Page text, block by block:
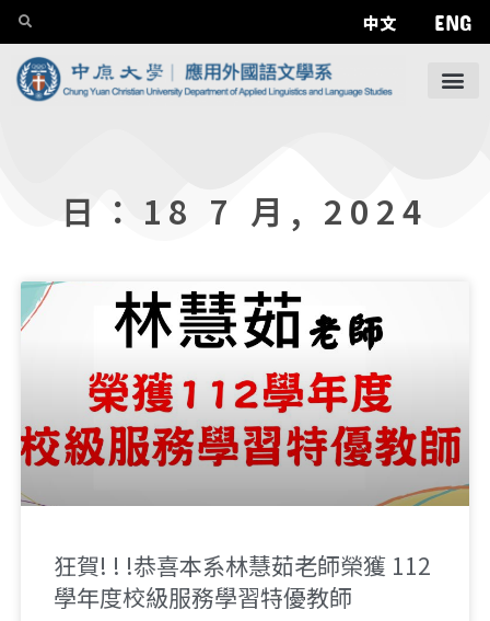
中文 ENG
日：18 7 月, 2024
狂賀! ! !恭喜本系林慧茹老師榮獲 112
學年度校級服務學習特優教師